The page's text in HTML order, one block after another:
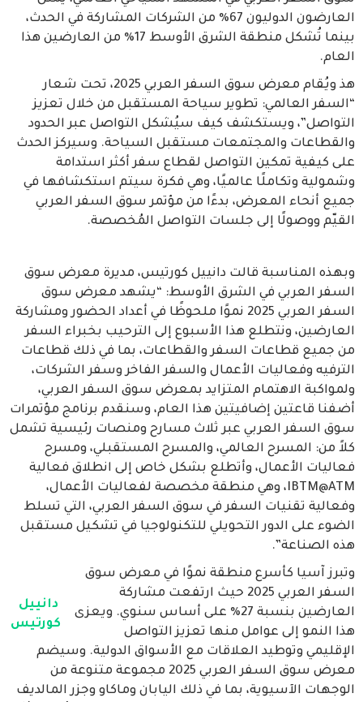
العارضون الدوليون 67% من الشركات المشاركة في الحدث،
بينما تُشكل منطقة الشرق الأوسط 17% من العارضين هذا
العام.
هذ ويُقام معرض سوق السفر العربي 2025، تحت شعار
“السفر العالمي: تطوير سياحة المستقبل من خلال تعزيز
التواصل”، ويستكشف كيف سيُشكل التواصل عبر الحدود
والقطاعات والمجتمعات مستقبل السياحة. وسيركز الحدث
على كيفية تمكين التواصل لقطاع سفر أكثر استدامة
وشمولية وتكاملًا عالميًا، وهي فكرة سيتم استكشافها في
جميع أنحاء المعرض، بدءًا من مؤتمر سوق السفر العربي
القيّم ووصولًا إلى جلسات التواصل المُخصصة.
وبهذه المناسبة قالت دانييل كورتيس، مديرة معرض سوق
السفر العربي في الشرق الأوسط: “يشهد معرض سوق
السفر العربي 2025 نموًا ملحوظًا في أعداد الحضور ومشاركة
العارضين، ونتطلع هذا الأسبوع إلى الترحيب بخبراء السفر
من جميع قطاعات السفر والقطاعات، بما في ذلك قطاعات
الترفيه وفعاليات الأعمال والسفر الفاخر وسفر الشركات،
ولمواكبة الاهتمام المتزايد بمعرض سوق السفر العربي،
أضفنا قاعتين إضافيتين هذا العام، وسنقدم برنامج مؤتمرات
سوق السفر العربي عبر ثلاث مسارح ومنصات رئيسية تشمل
كلاً من: المسرح العالمي، والمسرح المستقبلي، ومسرح
فعاليات الأعمال، وأتطلع بشكل خاص إلى انطلاق فعالية
IBTM@ATM، وهي منطقة مخصصة لفعاليات الأعمال،
وفعالية تقنيات السفر في سوق السفر العربي، التي تسلط
الضوء على الدور التحويلي للتكنولوجيا في تشكيل مستقبل
هذه الصناعة”.
دانييل
كورتيس
وتبرز آسيا كأسرع منطقة نموًا في معرض سوق
السفر العربي 2025 حيث ارتفعت مشاركة
العارضين بنسبة 27% على أساس سنوي. ويعزى
هذا النمو إلى عوامل منها تعزيز التواصل
الإقليمي وتوطيد العلاقات مع الأسواق الدولية. وسيضم
معرض سوق السفر العربي 2025 مجموعة متنوعة من
الوجهات الآسيوية، بما في ذلك اليابان وماكاو وجزر المالديف